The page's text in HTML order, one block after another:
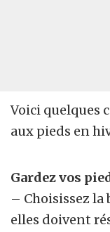
Voici quelques
aux pieds en
Gardez vos
– Choisissez la
elles doivent